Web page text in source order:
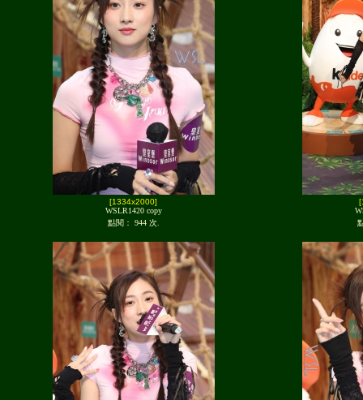
[1334x2000]
WSLR1420 copy
點閱： 944 次.